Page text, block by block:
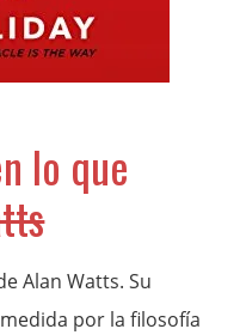
lo que
Alan Watts. Su
por la filosofía